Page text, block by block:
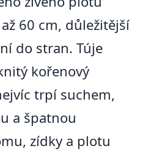
60 cm, důležitější
do stran. Túje
kořenový
trpí suchem,
a špatnou
zídky a plotu